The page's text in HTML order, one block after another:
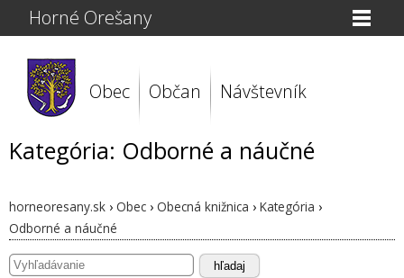
Horné Orešany
Obec Občan Návštevník
Kategória: Odborné a náučné
horneoresany.sk › Obec › Obecná knižnica › Kategória ›
Odborné a náučné
hľadaj